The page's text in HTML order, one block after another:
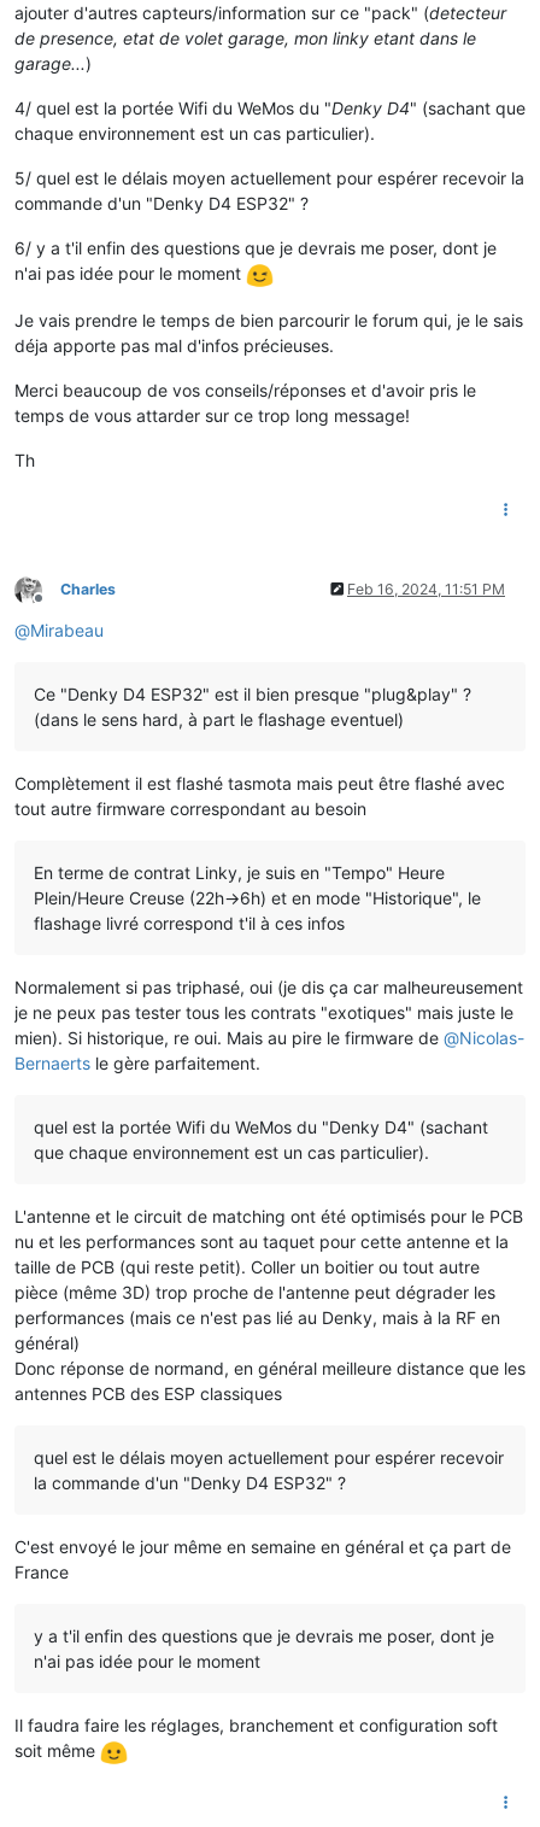
ajouter d'autres capteurs/information sur ce "pack" (detecteur
de presence, etat de volet garage, mon linky etant dans le
garage...)
4/ quel est la portée Wifi du WeMos du "Denky D4" (sachant que
chaque environnement est un cas particulier).
5/ quel est le délais moyen actuellement pour espérer recevoir la
commande d'un "Denky D4 ESP32" ?
6/ y a t'il enfin des questions que je devrais me poser, dont je
n'ai pas idée pour le moment
Je vais prendre le temps de bien parcourir le forum qui, je le sais
déja apporte pas mal d'infos précieuses.
Merci beaucoup de vos conseils/réponses et d'avoir pris le
temps de vous attarder sur ce trop long message!
Th
Offline
Charles Feb 16, 2024, 11:51 PM
@Mirabeau
Ce "Denky D4 ESP32" est il bien presque "plug&play" ?
(dans le sens hard, à part le flashage eventuel)
Complètement il est flashé tasmota mais peut être flashé avec
tout autre firmware correspondant au besoin
En terme de contrat Linky, je suis en "Tempo" Heure
Plein/Heure Creuse (22h->6h) et en mode "Historique", le
flashage livré correspond t'il à ces infos
Normalement si pas triphasé, oui (je dis ça car malheureusement
je ne peux pas tester tous les contrats "exotiques" mais juste le
mien). Si historique, re oui. Mais au pire le firmware de @Nicolas-
Bernaerts le gère parfaitement.
quel est la portée Wifi du WeMos du "Denky D4" (sachant
que chaque environnement est un cas particulier).
L'antenne et le circuit de matching ont été optimisés pour le PCB
nu et les performances sont au taquet pour cette antenne et la
taille de PCB (qui reste petit). Coller un boitier ou tout autre
pièce (même 3D) trop proche de l'antenne peut dégrader les
performances (mais ce n'est pas lié au Denky, mais à la RF en
général)
Donc réponse de normand, en général meilleure distance que les
antennes PCB des ESP classiques
quel est le délais moyen actuellement pour espérer recevoir
la commande d'un "Denky D4 ESP32" ?
C'est envoyé le jour même en semaine en général et ça part de
France
y a t'il enfin des questions que je devrais me poser, dont je
n'ai pas idée pour le moment
Il faudra faire les réglages, branchement et configuration soft
soit même